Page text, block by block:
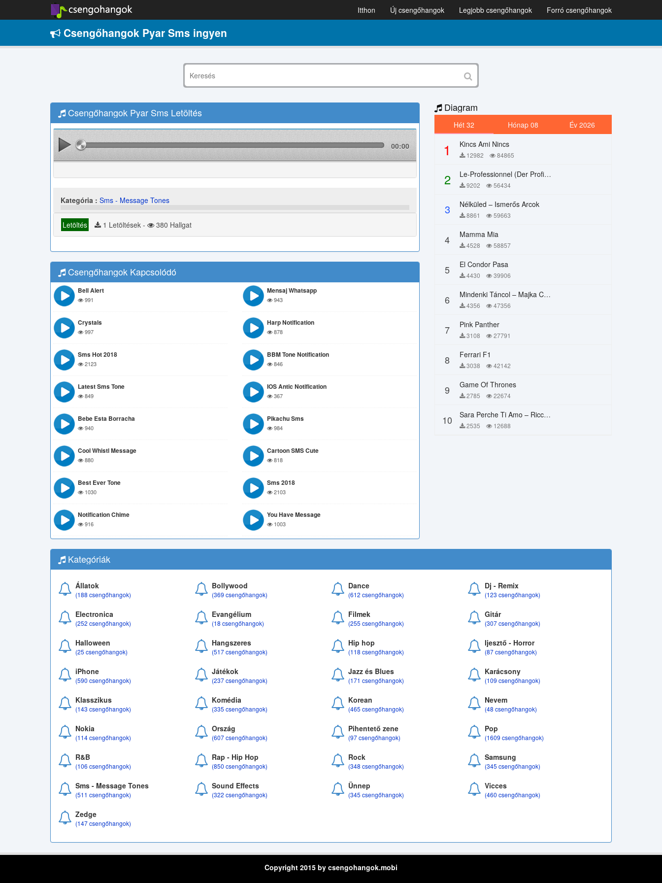
Itthon Új csengőhangok Legjobb csengőhangok Forró csengőhangok
Csengőhangok Pyar Sms ingyen
Csengőhangok Pyar Sms Letöltés
00:00
Kategória : Sms - Message Tones
Letöltés 1 Letöltések - 380 Hallgat
Csengőhangok Kapcsolódó
Bell Alert
991
Mensaj Whatsapp
943
Crystals
997
Harp Notification
878
Sms Hot 2018
2123
BBM Tone Notification
846
Latest Sms Tone
849
IOS Antic Notification
367
Bebe Esta Borracha
940
Pikachu Sms
984
Cool Whistl Message
880
Cartoon SMS Cute
818
Best Ever Tone
1030
Sms 2018
2103
Notification Chime
916
You Have Message
1003
Diagram
Hét 32 Hónap 08 Év 2026
1 Kincs Ami Nincs
12982 84865
2 Le-Professionnel (Der Profi) – Chi Mai
9202 56434
3 Nélküled – Ismerős Arcok
8861 59663
4 Mamma Mia
4528 58857
5 El Condor Pasa
4430 39906
6 Mindenki Táncol – Majka Curtis, Péter Majoros
4356 47356
7 Pink Panther
3108 27791
8 Ferrari F1
3038 42142
9 Game Of Thrones
2785 22674
10 Sara Perche Ti Amo – Ricchi E Poveri
2535 12688
Kategóriák
Állatok
(188 csengőhangok)
Bollywood
(369 csengőhangok)
Dance
(612 csengőhangok)
Dj - Remix
(123 csengőhangok)
Electronica
(252 csengőhangok)
Evangélium
(18 csengőhangok)
Filmek
(255 csengőhangok)
Gitár
(307 csengőhangok)
Halloween
(25 csengőhangok)
Hangszeres
(517 csengőhangok)
Hip hop
(118 csengőhangok)
Ijesztő - Horror
(87 csengőhangok)
iPhone
(590 csengőhangok)
Játékok
(237 csengőhangok)
Jazz és Blues
(171 csengőhangok)
Karácsony
(109 csengőhangok)
Klasszikus
(143 csengőhangok)
Komédia
(335 csengőhangok)
Korean
(465 csengőhangok)
Nevem
(48 csengőhangok)
Nokia
(114 csengőhangok)
Ország
(607 csengőhangok)
Pihentető zene
(97 csengőhangok)
Pop
(1609 csengőhangok)
R&B
(106 csengőhangok)
Rap - Hip Hop
(850 csengőhangok)
Rock
(348 csengőhangok)
Samsung
(345 csengőhangok)
Sms - Message Tones
(511 csengőhangok)
Sound Effects
(322 csengőhangok)
Ünnep
(345 csengőhangok)
Vicces
(460 csengőhangok)
Zedge
(147 csengőhangok)
Copyright 2015 by csengohangok.mobi